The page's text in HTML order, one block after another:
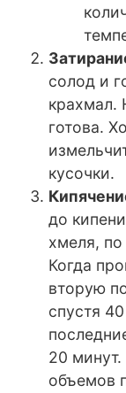
солод и
крахмал.
готова.
кусочки.
до
хмеля,
Когда
вторую
спустя
20
объемов